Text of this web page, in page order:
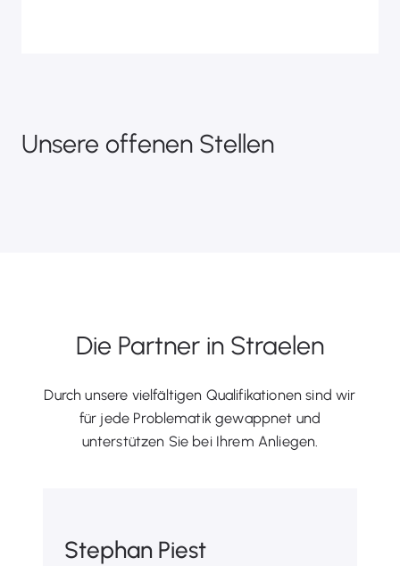
Unsere offenen Stellen
Die Partner in Straelen
Durch unsere vielfältigen Qualifikationen sind wir
für jede Problematik gewappnet und
unterstützen Sie bei Ihrem Anliegen.
Stephan Piest